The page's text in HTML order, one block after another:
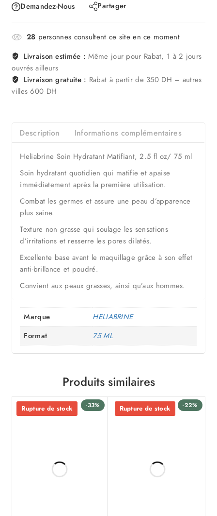
Demandez-Nous Partager
28 personnes consultent ce site en ce moment
Livraison estimée : Même jour pour Rabat, 1 à 2 jours
ouvrés ailleurs
Livraison gratuite : Rabat à partir de 350 DH – autres
villes 600 DH
Description Informations complémentaires
Heliabrine Soin Hydratant Matifiant, 2.5 fl oz/ 75 ml
Soin hydratant quotidien qui matifie et apaise
immédiatement après la première utilisation.
Combat les germes et assure une peau d’apparence
plus saine.
Texture non grasse qui soulage les sensations
d’irritations et resserre les pores dilatés.
Excellente base avant le maquillage grâce à son effet
anti-brillance et poudré.
Convient aux peaux grasses, ainsi qu’aux hommes.
Marque
HELIABRINE
Format
75 ML
Produits similaires
-33%
Rupture de stock -22%
Rupture de stock